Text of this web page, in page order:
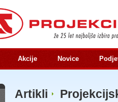
Akcije Novice
Artikli